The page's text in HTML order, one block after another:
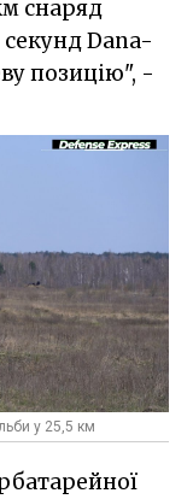
снаряд
секунд Dana-
позицію", -
у 25,5 км